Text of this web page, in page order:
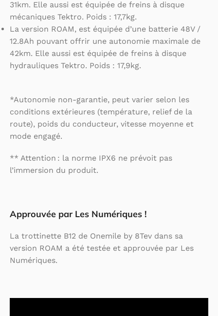
31km. Elle aussi est équipée de freins à disque
mécaniques Tektro. Poids : 17,7kg.
La version ROAM, est équipée d’une batterie 48V /
12.8Ah pouvant offrir une autonomie maximale de
42km. Elle aussi est équipée de freins à disque
hydrauliques Tektro. Poids : 17,9kg.
*Autonomie non-garantie, peut varier selon les
conditions extérieures (température, relief de la
route), poids du conducteur, vitesse moyenne et
mode engagé.
** Attention : la norme IPX6 ne prévoit pas
l’immersion du produit.
Approuvée par Les Numériques !
La trottinette B12 de Onemile by 8Tev dans sa
version ROAM a été testée et approuvée par Les
Numériques.